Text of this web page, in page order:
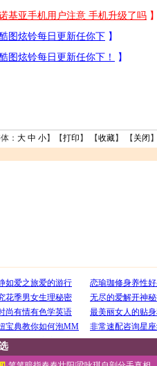
： 大 中 小】【打印 】 【收藏】 【 关闭 】